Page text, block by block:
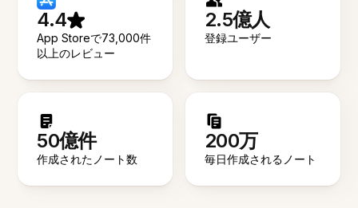
4.4
App Storeで73,000件
以上のレビュー
2.5億人
登録ユーザー
50億件
作成されたノート数
200万
毎日作成されるノート